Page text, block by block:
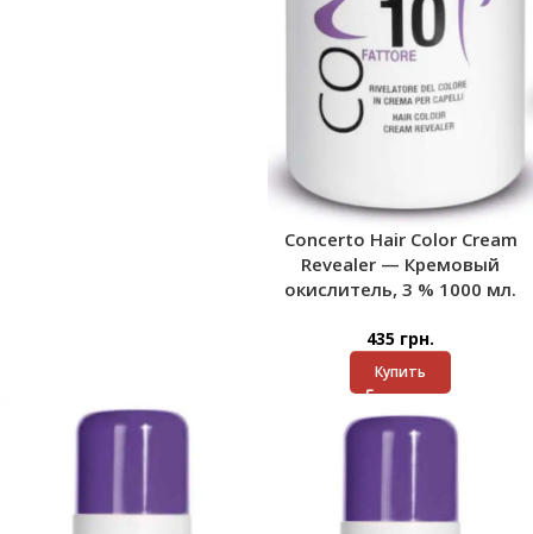
Concerto Hair Color Cream
Revealer — Кремовый
окислитель, 3 % 1000 мл.
435 грн.
Купить